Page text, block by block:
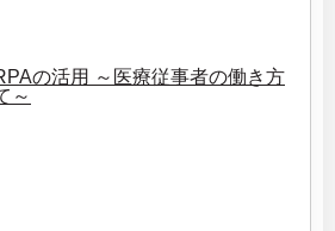
の活用 ～医療従事者の働き方
～